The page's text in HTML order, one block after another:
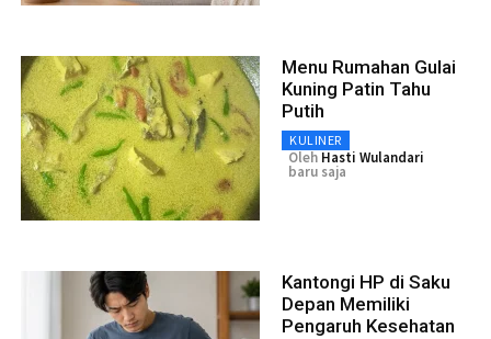
Menu Rumahan Gulai
Kuning Patin Tahu
Putih
KULINER
Oleh Hasti Wulandari
baru saja
Kantongi HP di Saku
Depan Memiliki
Pengaruh Kesehatan